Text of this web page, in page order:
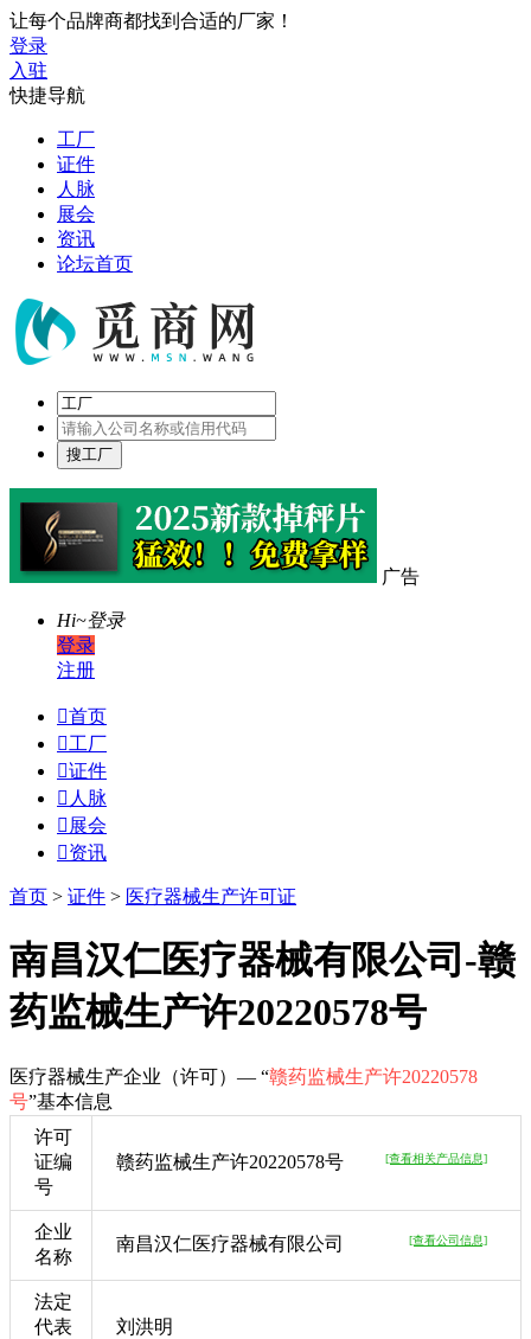
让每个品牌商都找到合适的厂家！
登录
入驻
快捷导航
工厂
证件
人脉
展会
资讯
论坛首页
广告
Hi~登录
登录
注册
首页
工厂
证件
 人脉
 展会
资讯
首页 > 证件 > 医疗器械生产许可证
南昌汉仁医疗器械有限公司-赣
药监械生产许20220578号
医疗器械生产企业（许可）— “赣药监械生产许20220578
号”基本信息
许可
证编
号
赣药监械生产许20220578号 [查看相关产品信息]
企业
名称
南昌汉仁医疗器械有限公司 [查看公司信息]
法定
代表
刘洪明